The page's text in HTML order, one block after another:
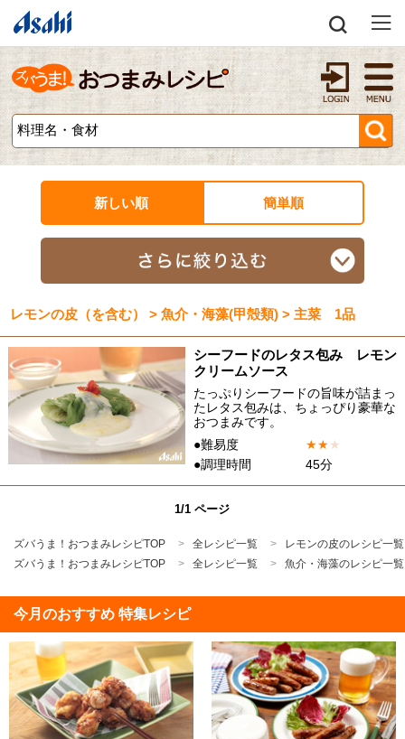
新しい順 簡単順
レモンの皮（を含む） > 魚介・海藻(甲殻類) > 主菜 1品
シーフードのレタス包み レモン
クリームソース
たっぷりシーフードの旨味が詰まっ
たレタス包みは、ちょっぴり豪華な
おつまみです。
●難易度
★★★
●調理時間
45分
1/1 ページ
ズバうま！おつまみレシピTOP 全レシピ一覧
レモンの皮のレシピ一覧
ズバうま！おつまみレシピTOP
全レシピ一覧 魚介・海藻のレシピ一覧
今月のおすすめ 特集レシピ